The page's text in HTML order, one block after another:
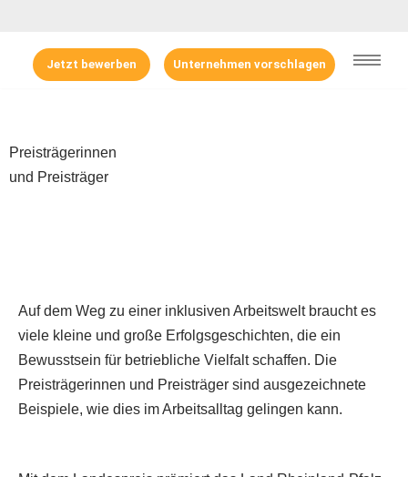
Zum
Inhalt
Jetzt bewerben Unternehmen vorschlagen
Preisträgerinnen
und Preisträger
Auf dem Weg zu einer inklusiven Arbeitswelt braucht es
viele kleine und große Erfolgsgeschichten, die ein
Bewusstsein für betriebliche Vielfalt schaffen. Die
Preisträgerinnen und Preisträger sind ausgezeichnete
Beispiele, wie dies im Arbeitsalltag gelingen kann.